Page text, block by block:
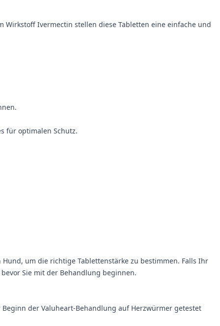
Ivermectin stellen diese Tabletten eine einfache und
für optimalen Schutz.
um die richtige Tablettenst­ärke zu bestimmen. Falls Ihr
Sie mit der Behandlung beginnen.
der Valuheart-Behandlung auf Herzwürmer getestet